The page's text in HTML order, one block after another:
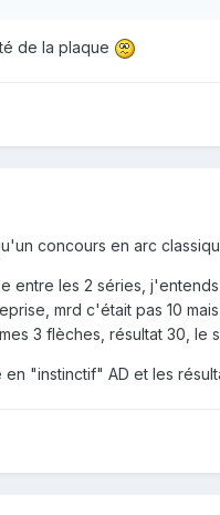
de la plaque
concours en arc
entre les 2 séries,
mrd c'était pas 10
3 flèches, résultat 30,
"instinctif" AD et les